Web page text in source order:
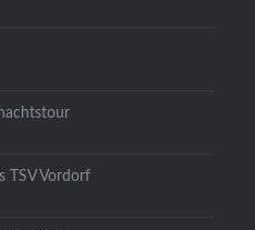
TSV Vordorf